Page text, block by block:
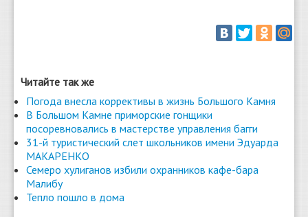
Читайте так же
Погода внесла коррективы в жизнь Большого Камня
В Большом Камне приморские гонщики
посоревновались в мастерстве управления багги
31-й туристический слет школьников имени Эдуарда
МАКАРЕНКО
Семеро хулиганов избили охранников кафе-бара
Малибу
Тепло пошло в дома